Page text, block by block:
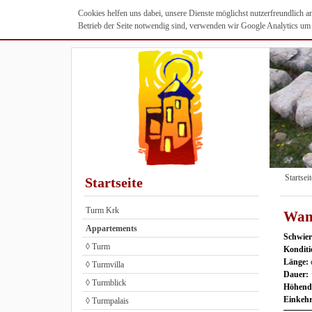
Cookies helfen uns dabei, unsere Dienste möglichst nutzerfreundlich
Betrieb der Seite notwendig sind, verwenden wir Google Analytics
Startseite
Turm Krk
Appartements
◊ Turm
◊ Turmvilla
◊ Turmblick
◊ Turmpalais
Länge:
Dauer: